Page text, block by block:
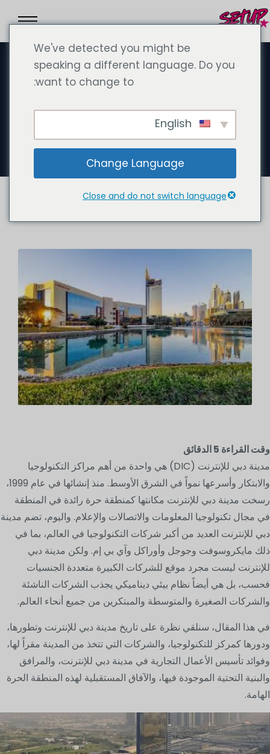
مدينة دبي للإنترنت (DIC): مركز
التكنولوجيا في الشرق الأوسط
وقت القراءة 5الدقائق
مدينة دبي للإنترنت (DIC) هي واحدة من أهم مراكز التكنولوجيا
والابتكار وأسرعها نمواً في الشرق الأوسط. منذ إنشائها في عام 1999،
رسخت مدينة دبي للإنترنت مكانتها كمنطقة حرة رائدة في المنطقة
في مجال تكنولوجيا المعلومات والاتصالات والإعلام. واليوم، تضم مدينة
دبي للإنترنت العديد من أكبر شركات التكنولوجيا في العالم، بما في
ذلك مايكروسوفت وجوجل وأوراكل وآي بي إم. ولكن مدينة دبي
للإنترنت ليست مجرد موقع للشركات الكبيرة متعددة الجنسيات
فحسب، بل هي أيضاً نظام بيئي ديناميكي يجذب الشركات الناشئة
والشركات الصغيرة والمتوسطة والمبتكرين من جميع أنحاء العالم.
في هذا المقال، سنلقي نظرة على تاريخ مدينة دبي للإنترنت وتطورها،
ودورها كمركز للتكنولوجيا، والشركات التي تتخذ من المدينة مقراً لها،
وفوائد تأسيس الأعمال التجارية في مدينة دبي للإنترنت، والمرافق
والبنية التحتية الموجودة فيها، والآفاق المستقبلية لهذه المنطقة الحرة
الهامة.
We've detected you might be
speaking a different language. Do you
want to change to:
Change Language
Close and do not switch language